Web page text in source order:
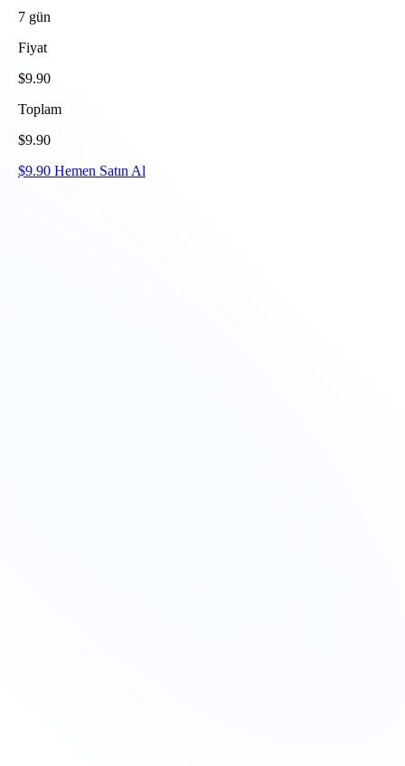
7 gün
Fiyat
$9.90
Toplam
$9.90
$9.90 Hemen Satın Al